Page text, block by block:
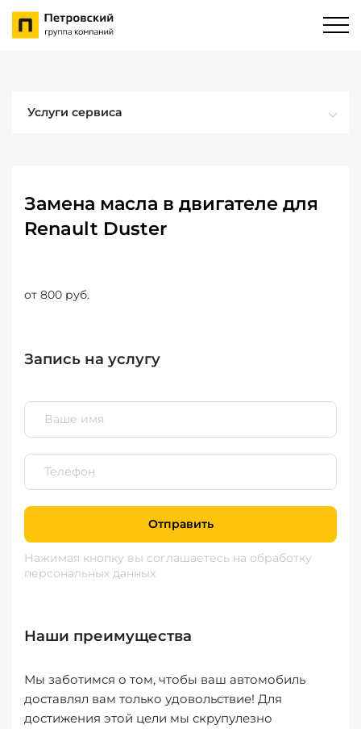
Услуги сервиса
Замена масла в двигателе для
Renault Duster
от 800 руб.
Запись на услугу
Отправить
Нажимая кнопку вы соглашаетесь на обработку
персональных данных
Наши преимущества
Мы заботимся о том, чтобы ваш автомобиль
доставлял вам только удовольствие! Для
достижения этой цели мы скрупулезно